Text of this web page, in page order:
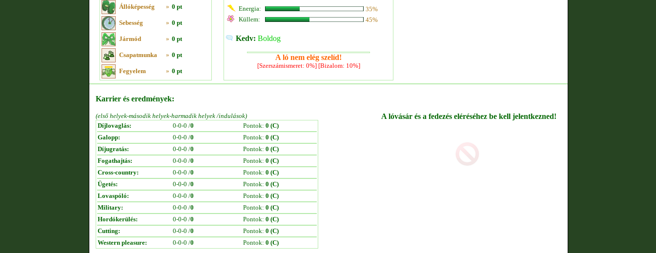
Állóképesség » 0 pt
Sebesség » 0 pt
Jármód » 0 pt
Csapatmunka » 0 pt
Fegyelem » 0 pt
Energia:
35%
Küllem:
45%
Kedv: Boldog
A ló nem elég szelíd!
[Szerszámismeret: 0%] [Bizalom: 10%]
Karrier és eredmények:
(első helyek-második helyek-harmadik helyek /indulások)
Díjlovaglás:
0-0-0 /0 Pontok: 0 (C)
Galopp:
0-0-0 /0 Pontok: 0 (C)
Díjugratás:
0-0-0 /0 Pontok: 0 (C)
Fogathajtás:
0-0-0 /0 Pontok: 0 (C)
Cross-country:
0-0-0 /0 Pontok: 0 (C)
Ügetés:
0-0-0 /0 Pontok: 0 (C)
Lovaspóló:
0-0-0 /0 Pontok: 0 (C)
Military:
0-0-0 /0 Pontok: 0 (C)
Hordókerülés:
0-0-0 /0 Pontok: 0 (C)
Cutting:
0-0-0 /0 Pontok: 0 (C)
Western pleasure:
0-0-0 /0 Pontok: 0 (C)
A lóvásár és a fedezés eléréséhez be kell jelentkezned!